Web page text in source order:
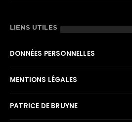
LIENS UTILES
DONNÉES PERSONNELLES
MENTIONS LÉGALES
PATRICE DE BRUYNE